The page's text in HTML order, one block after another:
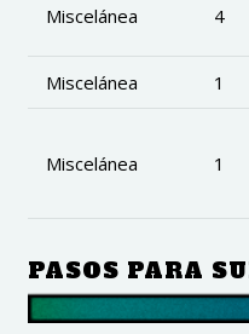
Miscelánea 4
Miscelánea 1
Miscelánea 1
PASOS PARA